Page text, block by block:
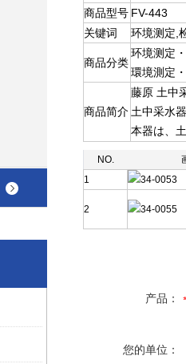
商品型号 FV-443
关键词
环境测定,
商品分类
环境测定
環境測定
商品简介
藤原 土中
土中采水
本器は、
NO.
1
2
产品：
您的单位：